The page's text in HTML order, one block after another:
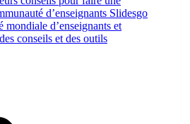
d’enseignants Slidesgo
d’enseignants et
conseils et des outils